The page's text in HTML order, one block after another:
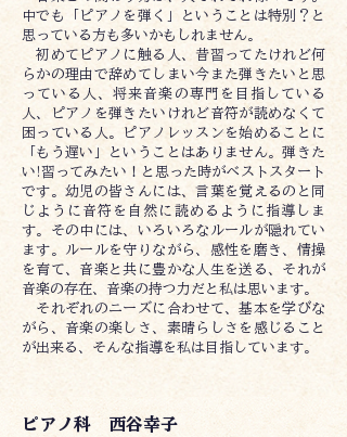
中でも「ピアノを弾く」ということは特別？と
思っている方も多いかもしれません。
初めてピアノに触る人、昔習ってたけれど何
らかの理由で辞めてしまい今また弾きたいと思
っている人、将来音楽の専門を目指している
人、ピアノを弾きたいけれど音符が読めなくて
困っている人。ピアノレッスンを始めることに
「もう遅い」ということはありません。弾きた
い!習ってみたい！と思った時がベストスタート
です。幼児の皆さんには、言葉を覚えるのと同
じように音符を自然に読めるように指導しま
す。その中には、いろいろなルールが隠れてい
ます。ルールを守りながら、感性を磨き、情操
を育て、音楽と共に豊かな人生を送る、それが
音楽の存在、音楽の持つ力だと私は思います。
それぞれのニーズに合わせて、基本を学びな
がら、音楽の楽しさ、素晴らしさを感じること
が出来る、そんな指導を私は目指しています。
ピアノ科 西谷幸子